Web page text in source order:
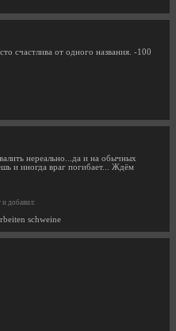
счастлива от одного названия. -100
нереально...да и на обычных
и иногда враг погибает... Ждём
и добавил:
schweine